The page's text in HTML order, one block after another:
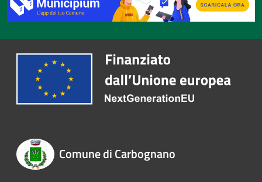
Comune di Carbognano